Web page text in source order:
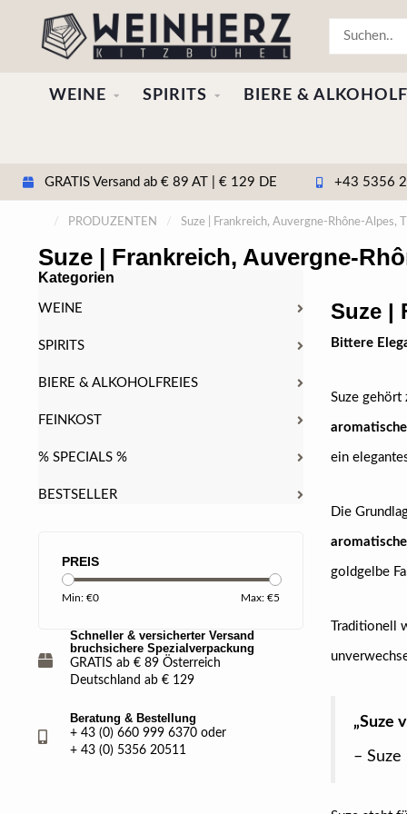
WEINE SPIRITS BIERE &
GRATIS Versand ab € 89 AT | € 129 DE +43 5356
/ PRODUZENTEN / Suze | Frankreich, Auvergne-Rhône-Alpes,
Suze | Frankreich, Auvergne-
PREIS
Min: €0 Max: €5
Kategorien
WEINE
SPIRITS
BIERE & ALKOHOLFREIES
FEINKOST
% SPECIALS %
BESTSELLER
Schneller & versicherter Versand
bruchsichere Spezialverpackung
GRATIS ab € 89 Österreich
Deutschland ab € 129
Beratung & Bestellung
+ 43 (0) 660 999 6370 oder
+ 43 (0) 5356 20511
Suze |
Bittere
Suze gehört
ein
Die
goldgelbe
Traditionell
„Suze
– Suze